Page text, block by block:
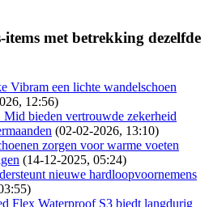
items met betrekking dezelfde
Vibram een lichte wandelschoen
12:56)
bieden vertrouwde zekerheid
(02-02-2026, 13:10)
zorgen voor warme voeten
(14-12-2025, 05:24)
nieuwe hardloopvoornemens
Flex Waterproof S3 biedt langdurig